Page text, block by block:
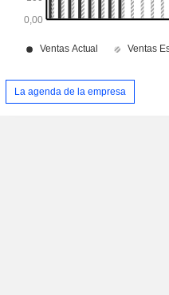
La agenda de la empresa